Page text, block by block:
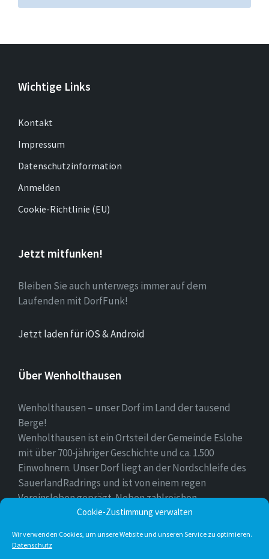
Cookie-Zustimmung verwalten
Wir verwenden Cookies, um unsere Website und unseren Service zu optimieren.
Datenschutz
Wichtige Links
Kontakt
Impressum
Datenschutzinformation
Anmelden
Cookie-Richtlinie (EU)
Jetzt mitfunken!
Bleiben Sie auch unterwegs immer auf dem
Laufenden mit DorfFunk!
Jetzt laden für iOS & Android
Über Wenholthausen
Wenholthausen – unser Dorf im Land der tausend
Berge!
Wenholthausen ist ein Ortsteil der Gemeinde Eslohe
mit über 700-jähriger Geschichte und ca. 1.500
Einwohnern. Unser Dorf liegt an der Nordschleife des
SauerlandRadrings und ist von einem regen
Vereinsleben geprägt. Neben zahlreichen
Freizeitmöglichkeiten ist unser Ort für sein